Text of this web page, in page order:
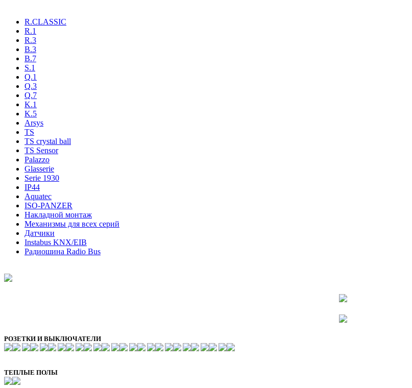
R.CLASSIC
R.1
R.3
B.3
B.7
S.1
Q.1
Q.3
Q.7
K.1
K.5
Arsys
TS
TS crystal ball
TS Sensor
Palazzo
Glasserie
Serie 1930
IP44
Aquatec
ISO-PANZER
Накладной монтаж
Механизмы для всех серий
Датчики
Instabus KNX/EIB
Радиошина Radio Bus
РОЗЕТКИ И ВЫКЛЮЧАТЕЛИ
ТЕПЛЫЕ ПОЛЫ